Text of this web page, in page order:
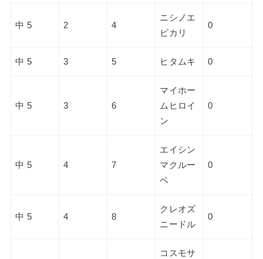
中 5 2 4
ニシノエ
ピカリ
0
中 5 3 5 ヒタムキ 0
中 5 3 6
マイホー
ムヒロイ
ン
0
中 5 4 7
エイシン
マクルー
ベ
0
中 5 4 8
クレオズ
ニードル
0
コスモサ